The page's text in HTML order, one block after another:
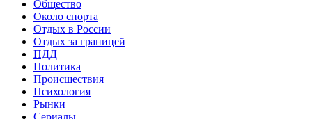
Общество
Около спорта
Отдых в России
Отдых за границей
ПДД
Политика
Происшествия
Психология
Рынки
Сериалы